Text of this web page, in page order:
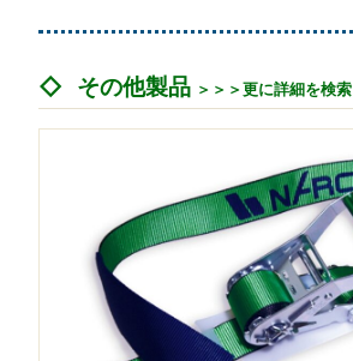
その他製品 ＞＞＞更に詳細を検索